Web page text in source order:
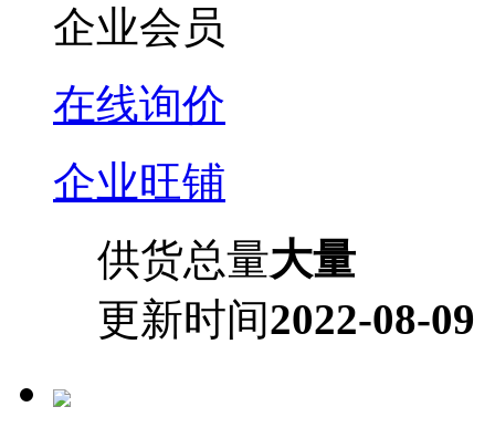
企业会员
在线询价
企业旺铺
供货总量大量
更新时间2022-08-09